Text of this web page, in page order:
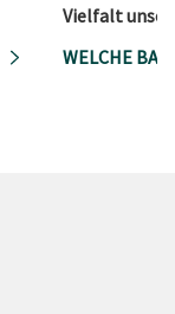
Vielfalt
WELCHE